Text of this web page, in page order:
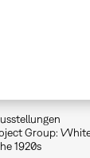
Group:
1920s